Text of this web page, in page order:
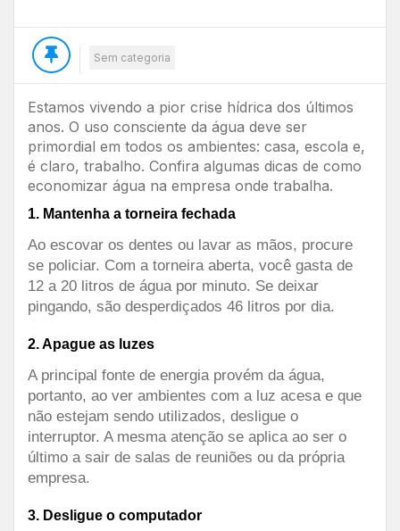
Sem categoria
Estamos vivendo a pior crise hídrica dos últimos
anos. O uso consciente da água deve ser
primordial em todos os ambientes: casa, escola e,
é claro, trabalho. Confira algumas dicas de como
economizar água na empresa onde trabalha.
1. Mantenha a torneira fechada
Ao escovar os dentes ou lavar as mãos, procure
se policiar. Com a torneira aberta, você gasta de
12 a 20 litros de água por minuto. Se deixar
pingando, são desperdiçados 46 litros por dia.
2. Apague as luzes
A principal fonte de energia provém da água,
portanto, ao ver ambientes com a luz acesa e que
não estejam sendo utilizados, desligue o
interruptor. A mesma atenção se aplica ao ser o
último a sair de salas de reuniões ou da própria
empresa.
3. Desligue o computador